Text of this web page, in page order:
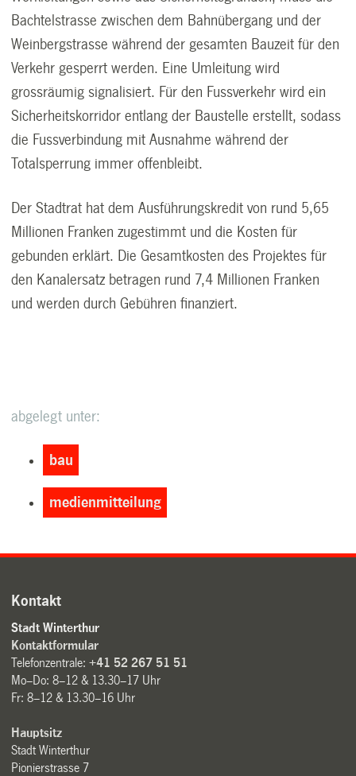
Bachtelstrasse zwischen dem Bahnübergang und der
Weinbergstrasse während der gesamten Bauzeit für den
Verkehr gesperrt werden. Eine Umleitung wird
grossräumig signalisiert. Für den Fussverkehr wird ein
Sicherheitskorridor entlang der Baustelle erstellt, sodass
die Fussverbindung mit Ausnahme während der
Totalsperrung immer offenbleibt.
Der Stadtrat hat dem Ausführungskredit von rund 5,65
Millionen Franken zugestimmt und die Kosten für
gebunden erklärt. Die Gesamtkosten des Projektes für
den Kanalersatz betragen rund 7,4 Millionen Franken
und werden durch Gebühren finanziert.
abgelegt unter:
bau
medienmitteilung
Kontakt
Stadt Winterthur
Kontaktformular
Telefonzentrale:+41 52 267 51 51
Mo–Do: 8–12 & 13.30–17 Uhr
Fr: 8–12 & 13.30–16 Uhr
Hauptsitz
Stadt Winterthur
Pionierstrasse 7